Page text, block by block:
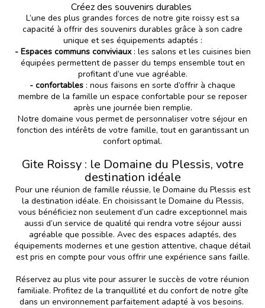
Créez des souvenirs durables
L’une des plus grandes forces de notre gite roissy est sa
capacité à offrir des souvenirs durables grâce à son cadre
unique et ses équipements adaptés :
- Espaces communs conviviaux: les salons et les cuisines bien
équipées permettent de passer du temps ensemble tout en
profitant d’une vue agréable.
- confortables : nous faisons en sorte d’offrir à chaque
membre de la famille un espace confortable pour se reposer
après une journée bien remplie.
Notre domaine vous permet de personnaliser votre séjour en
fonction des intérêts de votre famille, tout en garantissant un
confort optimal.
Gite Roissy : le Domaine du Plessis, votre
destination idéale
Pour une réunion de famille réussie, le Domaine du Plessis est
la destination idéale. En choisissant le Domaine du Plessis,
vous bénéficiez non seulement d’un cadre exceptionnel mais
aussi d’un service de qualité qui rendra votre séjour aussi
agréable que possible. Avec des espaces adaptés, des
équipements modernes et une gestion attentive, chaque détail
est pris en compte pour vous offrir une expérience sans faille.
Réservez au plus vite pour assurer le succès de votre réunion
familiale. Profitez de la tranquillité et du confort de notre gîte
dans un environnement parfaitement adapté à vos besoins.